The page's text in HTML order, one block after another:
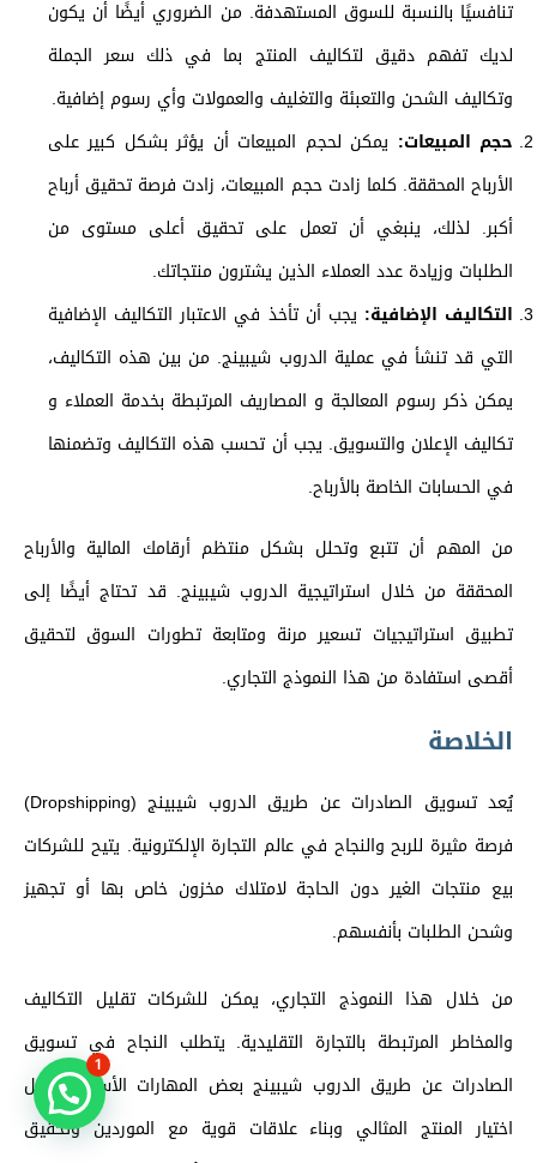
تنافسيًا بالنسبة للسوق المستهدفة. من الضروري أيضًا أن يكون
لديك تفهم دقيق لتكاليف المنتج بما في ذلك سعر الجملة
وتكاليف الشحن والتعبئة والتغليف والعمولات وأي رسوم إضافية.
حجم المبيعات: يمكن لحجم المبيعات أن يؤثر بشكل كبير على
الأرباح المحققة. كلما زادت حجم المبيعات، زادت فرصة تحقيق أرباح
أكبر. لذلك، ينبغي أن تعمل على تحقيق أعلى مستوى من
الطلبات وزيادة عدد العملاء الذين يشترون منتجاتك.
التكاليف الإضافية: يجب أن تأخذ في الاعتبار التكاليف الإضافية
التي قد تنشأ في عملية الدروب شيبينج. من بين هذه التكاليف،
يمكن ذكر رسوم المعالجة و المصاريف المرتبطة بخدمة العملاء و
تكاليف الإعلان والتسويق. يجب أن تحسب هذه التكاليف وتضمنها
في الحسابات الخاصة بالأرباح.
من المهم أن تتبع وتحلل بشكل منتظم أرقامك المالية والأرباح
المحققة من خلال استراتيجية الدروب شيبينج. قد تحتاج أيضًا إلى
تطبيق استراتيجيات تسعير مرنة ومتابعة تطورات السوق لتحقيق
أقصى استفادة من هذا النموذج التجاري.
الخلاصة
يُعد تسويق الصادرات عن طريق الدروب شيبينج (Dropshipping)
فرصة مثيرة للربح والنجاح في عالم التجارة الإلكترونية. يتيح للشركات
بيع منتجات الغير دون الحاجة لامتلاك مخزون خاص بها أو تجهيز
وشحن الطلبات بأنفسهم.
من خلال هذا النموذج التجاري، يمكن للشركات تقليل التكاليف
والمخاطر المرتبطة بالتجارة التقليدية. يتطلب النجاح في تسويق
الصادرات عن طريق الدروب شيبينج بعض المهارات الأساسية مثل
اختيار المنتج المثالي وبناء علاقات قوية مع الموردين وتحقيق
1